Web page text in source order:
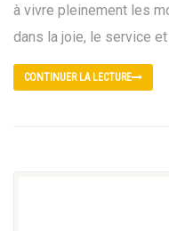
à vivre pleinement les
dans la joie, le service et
CONTINUER LA LECTURE